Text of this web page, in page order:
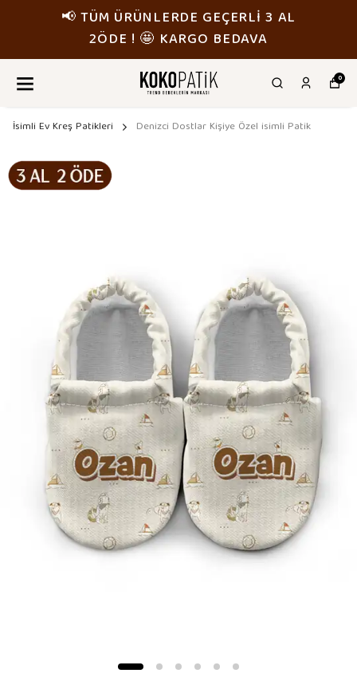
📢 TÜM ÜRÜNLERDE GEÇERLİ 3 AL
2ÖDE ! 🤩 KARGO BEDAVA
0
İsimli Ev Kreş Patikleri Denizci Dostlar Kişiye Özel isimli Patik